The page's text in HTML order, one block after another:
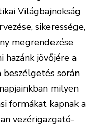
Világbajnokság
sikeressége,
megrendezése
jövőjére a
beszélgetés során
milyen
formákat kapnak a
vezérigazgató-